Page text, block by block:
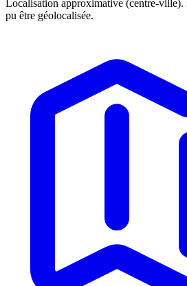
Localisation approximative (centre-ville).
pu être géolocalisée.